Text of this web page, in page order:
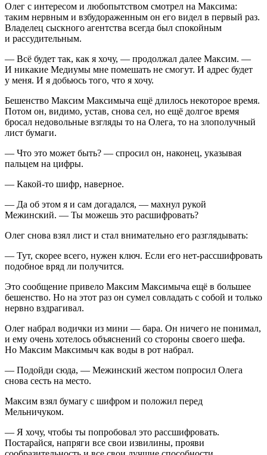
Олег с интересом и любопытством смотрел на Максима:
таким нервным и взбудораженным он его видел в первый раз.
Владелец сыскного агентства всегда был спокойным
и рассудительным.
— Всё будет так, как я хочу, — продолжал далее Максим. —
И никакие Медиумы мне помешать не смогут. И адрес будет
у меня. И я добьюсь того, что я хочу.
Бешенство Максим Максимыча ещё длилось некоторое время.
Потом он, видимо, устав, снова сел, но ещё долгое время
бросал недовольные взгляды то на Олега, то на злополучный
лист бумаги.
— Что это может быть? — спросил он, наконец, указывая
пальцем на цифры.
— Какой-то шифр, наверное.
— Да об этом я и сам догадался, — махнул рукой
Межинский. — Ты можешь это расшифровать?
Олег снова взял лист и стал внимательно его разглядывать:
— Тут, скорее всего, нужен ключ. Если его нет-рассшифровать
подобное вряд ли получится.
Это сообщение привело Максим Максимыча ещё в большее
бешенство. Но на этот раз он сумел совладать с собой и только
нервно вздрагивал.
Олег набрал водички из мини — бара. Он ничего не понимал,
и ему очень хотелось объяснений со стороны своего шефа.
Но Максим Максимыч как воды в рот набрал.
— Подойди сюда, — Межинский жестом попросил Олега
снова сесть на место.
Максим взял бумагу с шифром и положил перед
Мельничуком.
— Я хочу, чтобы ты попробовал это рассшифровать.
Постарайся, напряги все свои извилины, прояви